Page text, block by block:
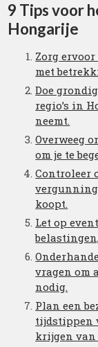
9 Tips voor
Hongarije
Zorg
met
Doe
regio’s in
neemt.
Overweeg
om je te
Controleer
koopt.
Let op
vragen om
nodig.
Plan een
tijdstippen
krijgen van